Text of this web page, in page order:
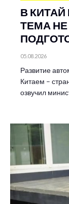
В
ТЕМА НЕ
05.08.2026
Развитие
Китаем –
озвучил